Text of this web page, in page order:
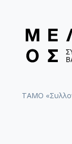
ΤΑΜΟ